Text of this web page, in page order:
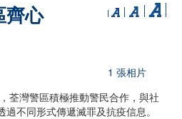
齊心
1 張相片
荃灣警區積極推動警民合作，與社
不同形式傳遞滅罪及抗疫信息。